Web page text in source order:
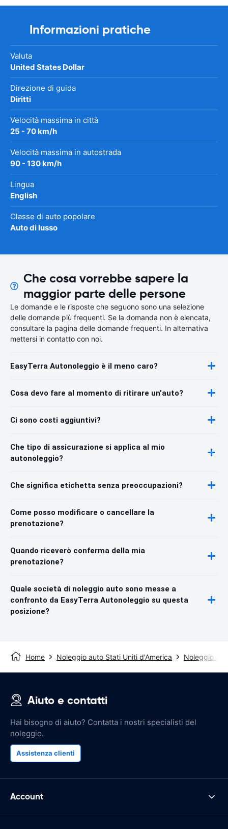
Informazioni pratiche
Valuta
United States Dollar
Direzione di guida
Diritti
Velocità massima in città
25 - 70 km/h
Velocità massima in autostrada
90 - 130 km/h
Lingua
English
Classe di auto popolare
Auto di lusso
Che cosa vorrebbe sapere la
maggior parte delle persone
Le domande e le risposte che seguono sono una selezione
delle domande più frequenti. Se la domanda non è elencata,
consultare la pagina delle domande frequenti. In alternativa
mettersi in contatto con noi.
EasyTerra Autonoleggio è il meno caro?
Cosa devo fare al momento di ritirare un'auto?
Ci sono costi aggiuntivi?
Che tipo di assicurazione si applica al mio
autonoleggio?
Che significa etichetta senza preoccupazioni?
Come posso modificare o cancellare la
prenotazione?
Quando riceverò conferma della mia
prenotazione?
Quale società di noleggio auto sono messe a
confronto da EasyTerra Autonoleggio su questa
posizione?
Home Noleggio auto Stati Uniti d'America Noleggio
Aiuto e contatti
Hai bisogno di aiuto? Contatta i nostri specialisti del
noleggio.
Assistenza clienti
Account